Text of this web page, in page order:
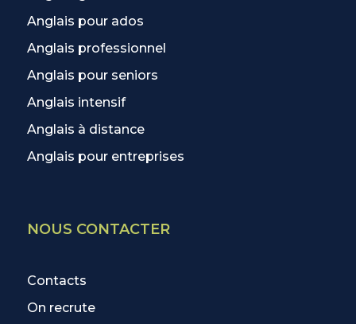
Anglais pour ados
Anglais professionnel
Anglais pour seniors
Anglais intensif
Anglais à distance
Anglais pour entreprises
NOUS CONTACTER
Contacts
On recrute